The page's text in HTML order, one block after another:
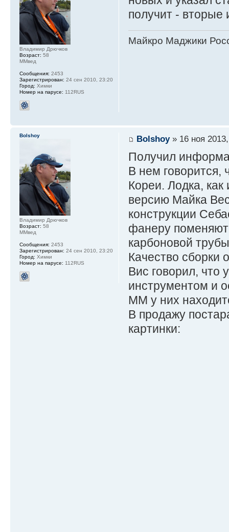
получит - вторые
Майкро Маджики
Владимир Дрючков
Возраст: 58
ММвед
Сообщения: 2453
Зарегистрирован: 24 сен 2010, 23:20
Город: Химки
Номер на парусе: 112RUS
Bolshoy» 16 ноя
Получил
В нем говорится,
Кореи. Лодка,
версию Майка
конструкции
фанеру
карбоновой
Качество сборки
Вис говорил, что
инструментом и
ММ у них
В продажу
картинки:
Bolshoy
Владимир Дрючков
Возраст: 58
ММвед
Сообщения: 2453
Зарегистрирован: 24 сен 2010, 23:20
Город: Химки
Номер на парусе: 112RUS